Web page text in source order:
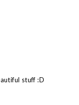
stuff :D